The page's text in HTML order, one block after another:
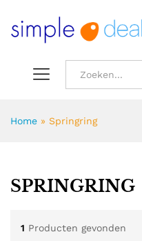
Home » Springring
SPRINGRING
1 Producten gevonden